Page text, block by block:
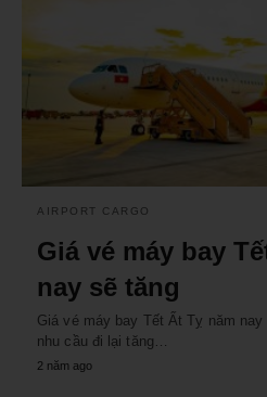
AIRPORT CARGO
Giá vé máy bay
nay sẽ tăng
Giá vé máy bay Tết Ất Tỵ năm nay
nhu cầu đi lại tăng…
2 năm ago